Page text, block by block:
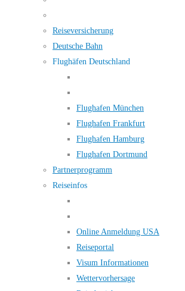
Reiseversicherung
Deutsche Bahn
Flughäfen Deutschland
Flughafen München
Flughafen Frankfurt
Flughafen Hamburg
Flughafen Dortmund
Partnerprogramm
Reiseinfos
Online Anmeldung USA
Reiseportal
Visum Informationen
Wettervorhersage